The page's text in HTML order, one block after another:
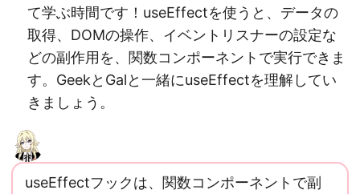
て学ぶ時間です！useEffectを使うと、データの
取得、DOMの操作、イベントリスナーの設定な
どの副作用を、関数コンポーネントで実行できま
す。GeekとGalと一緒にuseEffectを理解してい
きましょう。
useEffectフックは、関数コンポーネントで副